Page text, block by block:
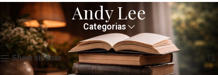
Andy Lee
Categorias
Início Andy Lee Apenas um resultado
Show sidebar